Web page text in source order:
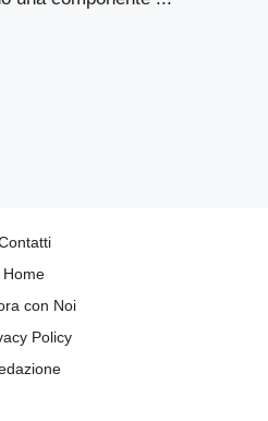
Home
con Noi
Policy